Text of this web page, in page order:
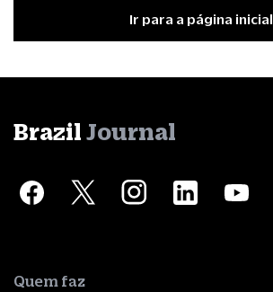
Ir para a página inicial
Brazil Journal
Quem faz